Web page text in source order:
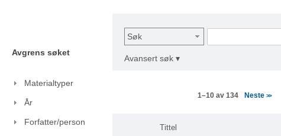
Avgrens søket
Materialtyper
År
Forfatter/person
Søk
Avansert søk ▾
1–10 av 134 Neste >>
Tittel